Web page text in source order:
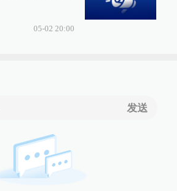
05-02 20:00
发送